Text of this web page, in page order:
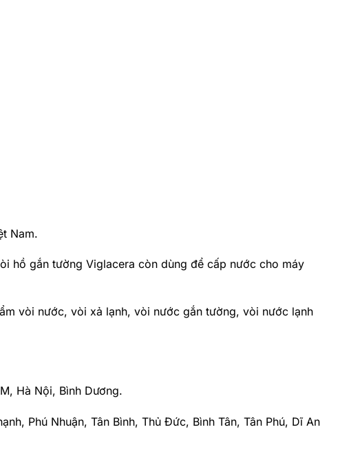
Nam.
hồ gắn tường Viglacera còn dùng để cấp nước cho máy
vòi nước, vòi xả lạnh, vòi nước gắn tường, vòi nước lạnh
Hà Nội, Bình Dương.
Phú Nhuận, Tân Bình, Thủ Đức, Bình Tân, Tân Phú, Dĩ An